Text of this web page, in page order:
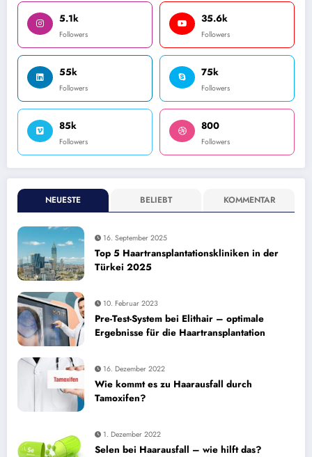
5.1k
Followers
35.6k
Followers
55k
Followers
75k
Followers
85k
Followers
800
Followers
NEUESTE BELIEBT KOMMENTAR
16. September 2025
Top 5 Haartransplantationskliniken in der
Türkei 2025
10. Februar 2023
Pre-Test-System bei Elithair – optimale
Ergebnisse für die Haartransplantation
16. Dezember 2022
Wie kommt es zu Haarausfall durch
Tamoxifen?
1. Dezember 2022
Selen bei Haarausfall – wie hilft das?